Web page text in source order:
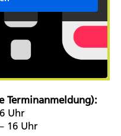
Terminanmeldung):
Uhr
16 Uhr